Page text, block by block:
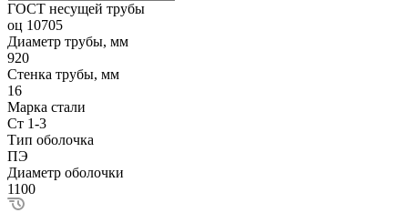
ГОСТ несущей трубы
оц 10705
Диаметр трубы, мм
920
Стенка трубы, мм
16
Марка стали
Ст 1-3
Тип оболочка
ПЭ
Диаметр оболочки
1100